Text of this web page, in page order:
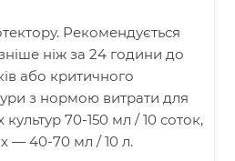
Рекомендується
ніж за 24 години до
або критичного
з нормою витрати для
70-150 мл / 10 соток,
— 40-70 мл / 10 л.